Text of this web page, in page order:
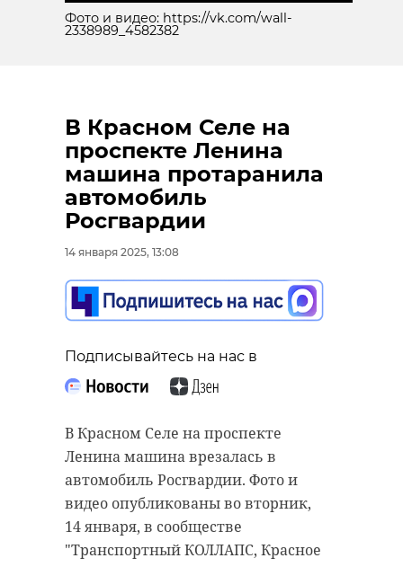
Фото и видео: https://vk.com/wall-
2338989_4582382
В Красном Селе на
проспекте Ленина
машина протаранила
автомобиль
Росгвардии
14 января 2025, 13:08
Подписывайтесь на нас в
В Красном Селе на проспекте
Ленина машина врезалась в
автомобиль Росгвардии. Фото и
видео опубликованы во вторник,
14 января, в сообществе
"Транспортный КОЛЛАПС, Красное